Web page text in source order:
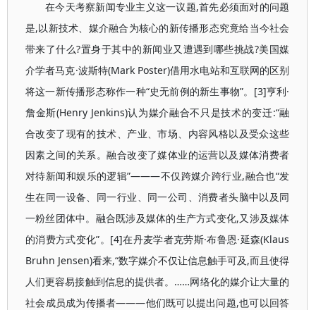
在今天考察新闻专业主义这一议题,首先必须面对的问题
是,以新技术、媒介融合为核心的新传播形态究竟给当今社会
带来了什么?置身于其中的新闻业又遭遇到哪些挑战?美国媒
介学者马克·波斯特(Mark Poster)借用水电站和互联网的区别
将这一新传播形态称作一种“史无前例的新生事物”。[3]亨利·
詹金斯(Henry Jenkins)认为媒介融合不只是技术的变迁:“融
合改变了现有的技术、产业、市场、内容风格以及受众这些
因素之间的关系。融合改变了媒体业的运营以及媒体消费者
对待新闻和娱乐的逻辑”———不仅跨媒介跨行业,融合也“发
生在同一设备、同一行业、同一公司、消费者头脑中以及同
一粉丝团体中。融合既涉及媒体的生产方式变化,又涉及媒体
的消费方式变化”。[4]在丹麦学者克劳斯·布鲁恩·延森(Klaus
Bruhn Jensen)看来,“数字媒介不仅让信息触手可及,而且使得
人们更容易接触到信息的提供者。……网络化的媒介让大量的
社会成员成为传播者———他们既可以提出问题,也可以回答